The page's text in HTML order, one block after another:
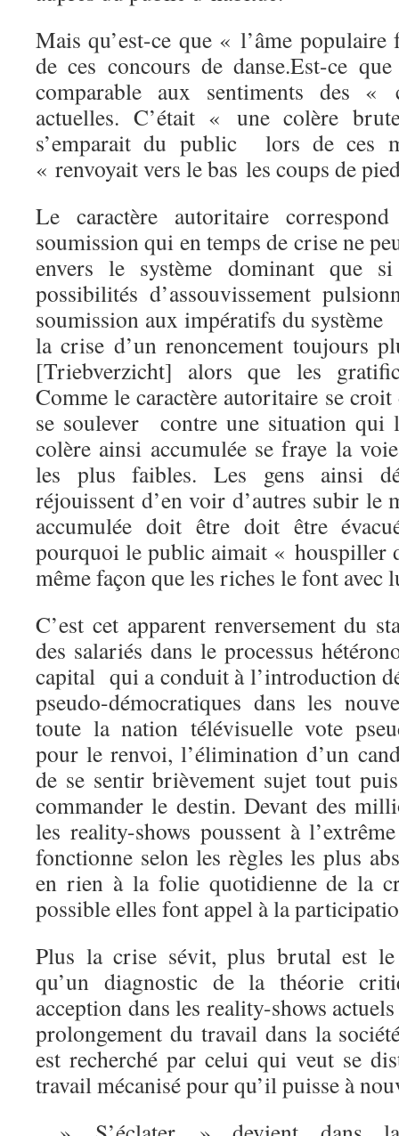
Mais qu’est-ce que « l’âme
de ces concours de danse.Est-ce
comparable aux sentiments des «
actuelles. C’était « une colère
s’emparait du public lors de ces
« renvoyait vers le bas les coups de
Le caractère autoritaire
soumission qui en temps de crise ne
envers le système dominant que
possibilités d’assouvissement
soumission aux impératifs du système
la crise d’un renoncement toujours
[Triebverzicht] alors que les
Comme le caractère autoritaire se
se soulever contre une situation qui
colère ainsi accumulée se fraye la
les plus faibles. Les gens ainsi
réjouissent d’en voir d’autres subir le
accumulée doit être doit être
pourquoi le public aimait « houspiller
même façon que les riches le font
C’est cet apparent renversement du
des salariés dans le processus
capital qui a conduit à l’introduction
pseudo-démocratiques dans les
toute la nation télévisuelle vote
pour le renvoi, l’élimination d’un
de se sentir brièvement sujet tout
commander le destin. Devant des
les reality-shows poussent à
fonctionne selon les règles les plus
en rien à la folie quotidienne de la
possible elles font appel à la
Plus la crise sévit, plus brutal est le
qu’un diagnostic de la théorie
acception dans les reality-shows
prolongement du travail dans la
est recherché par celui qui veut se
travail mécanisé pour qu’il puisse à